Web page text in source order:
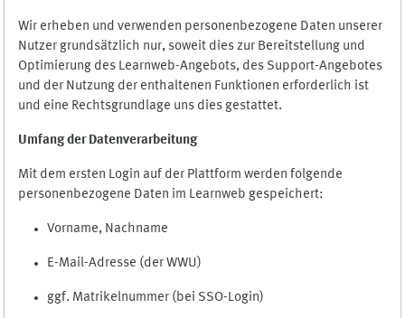
Wir erheben und verwenden personenbezogene Daten unserer
Nutzer grundsätzlich nur, soweit dies zur Bereitstellung und
Optimierung des Learnweb-Angebots, des Support-Angebotes
und der Nutzung der enthaltenen Funktionen erforderlich ist
und eine Rechtsgrundlage uns dies gestattet.
Umfang der Datenverarbeitung
Mit dem ersten Login auf der Plattform werden folgende
personenbezogene Daten im Learnweb gespeichert:
Vorname, Nachname
E-Mail-Adresse (der WWU)
ggf. Matrikelnummer (bei SSO-Login)